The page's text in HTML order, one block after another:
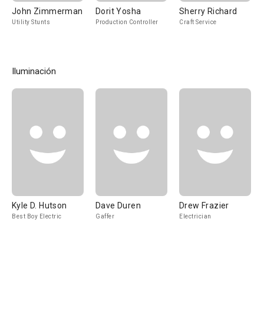
John Zimmerman
Utility Stunts
Dorit Yosha
Production Controller
Sherry Richard
Craft Service
Iluminación
Kyle D. Hutson
Best Boy Electric
Dave Duren
Gaffer
Drew Frazier
Electrician